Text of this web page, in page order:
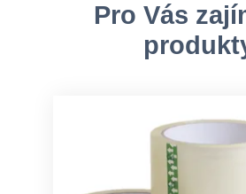
Pro Vás